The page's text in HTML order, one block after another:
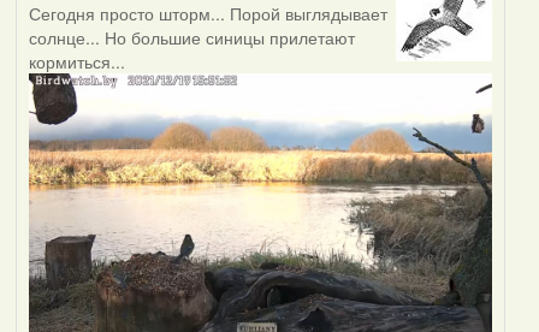
Сегодня просто шторм... Порой выглядывает
солнце... Но большие синицы прилетают
кормиться...